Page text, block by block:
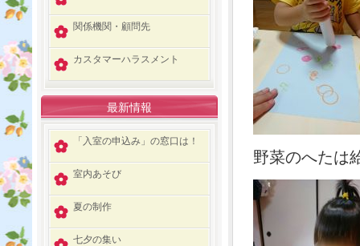
野菜のへたは
関係機関・顧問先
カスタマーハラスメント
最新情報
「入室の申込み」の窓口は！
室内あそび
夏の制作
七夕の集い